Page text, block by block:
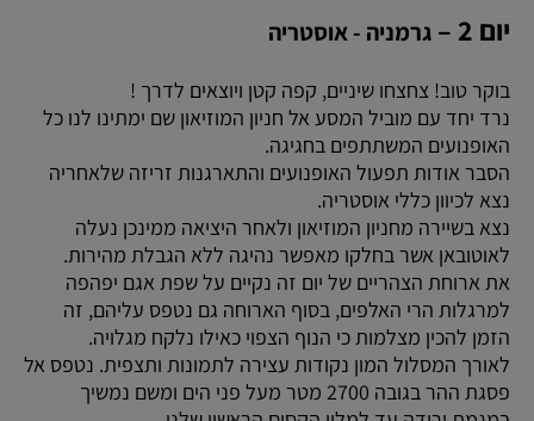
יום 2 – גרמניה - אוסטריה
בוקר טוב! צחצחו שיניים, קפה קטן ויוצאים לדרך !
נרד יחד עם מוביל המסע אל חניון המוזיאון שם ימתינו לנו כל
האופנועים המשתתפים בחגיגה.
הסבר אודות תפעול האופנועים והתארגנות זריזה שלאחריה
נצא לכיוון כללי אוסטריה.
נצא בשיירה מחניון המוזיאון ולאחר היציאה ממינכן נעלה
לאוטובאן אשר בחלקו מאפשר נהיגה ללא הגבלת מהירות.
את ארוחת הצהריים של יום זה נקיים על שפת אגם יפהפה
למרגלות הרי האלפים, בסוף הארוחה גם נטפס עליהם, זה
הזמן להכין מצלמות כי הנוף הצפוי כאילו נלקח מגלויה.
לאורך המסלול המון נקודות עצירה לתמונות ותצפית. נטפס אל
פסגת ההר בגובה 2700 מטר מעל פני הים ומשם נמשיך